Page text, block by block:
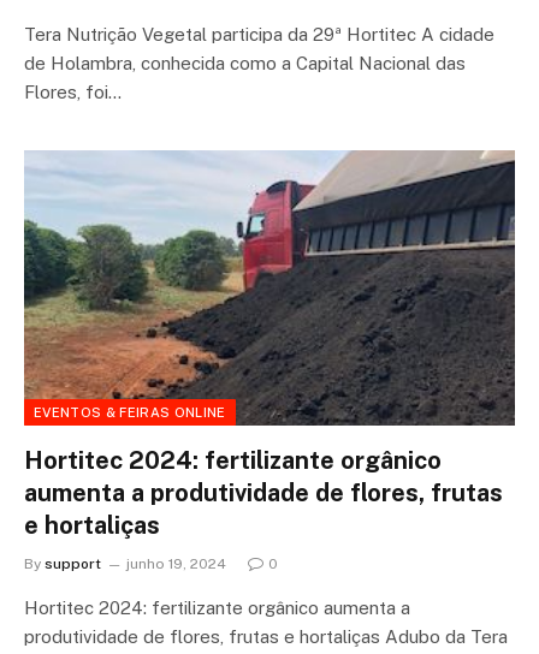
Tera Nutrição Vegetal participa da 29ª Hortitec A cidade
de Holambra, conhecida como a Capital Nacional das
Flores, foi…
EVENTOS & FEIRAS ONLINE
Hortitec 2024: fertilizante orgânico
aumenta a produtividade de flores, frutas
e hortaliças
By support junho 19, 2024 0
Hortitec 2024: fertilizante orgânico aumenta a
produtividade de flores, frutas e hortaliças Adubo da Tera